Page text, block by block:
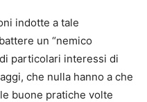
indotte a tale
un “nemico
particolari interessi di
che nulla hanno a che
buone pratiche volte